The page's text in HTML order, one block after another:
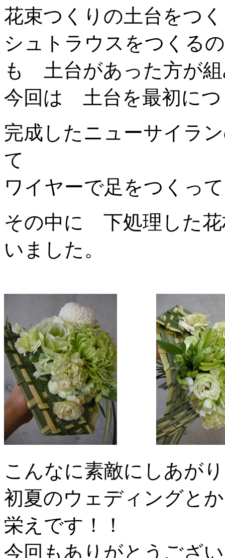
花束つくりの土台をつ
シュトラウスをつくる
も 土台があった方が
今回は 土台を最初に
完成したニューサイラ
て
ワイヤーで足をつくっ
その中に 下処理した
いました。
こんなに素敵にしあが
初夏のウェディングと
栄えです！！
今回もありがとうござ